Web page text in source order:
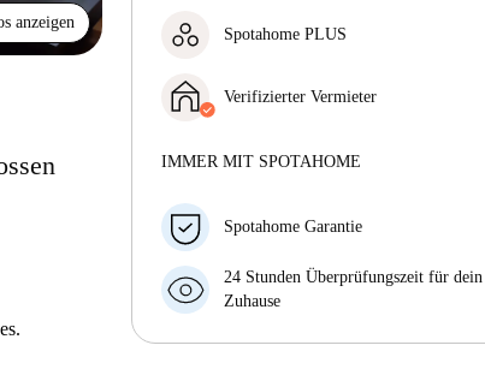
anzeigen
Kaution nicht zurückzahlt, tun wir es.
Spotahome PLUS
indem Zugang zu höchsten
zusätzlicher Unterstützung während der
Verifizierter Vermieter
Mehr über diesen Vermieter
IMMER MIT SPOTAHOME
Spotahome Garantie
Falls der Vermieter deine Buchung
storniert, werden wir dir entweder A) ein
finden oder B) den gezahlten Betrag
24 Stunden Überprüfungszeit für dein neues
Zuhause